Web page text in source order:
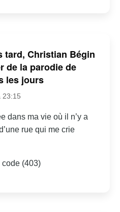
tard, Christian Bégin
de la parodie de
les jours
23:15
dans ma vie où il n’y a
rue qui me crie
code (403)